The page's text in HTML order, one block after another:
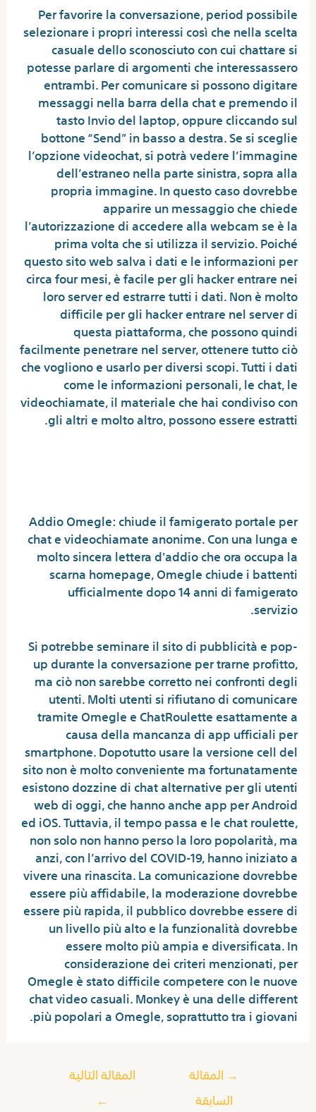
Per favorire la conversazione, period possibile
selezionare i propri interessi così che nella scelta
casuale dello sconosciuto con cui chattare si
potesse parlare di argomenti che interessassero
entrambi. Per comunicare si possono digitare
messaggi nella barra della chat e premendo il
tasto Invio del laptop, oppure cliccando sul
bottone “Send” in basso a destra. Se si sceglie
l’opzione videochat, si potrà vedere l’immagine
dell’estraneo nella parte sinistra, sopra alla
propria immagine. In questo caso dovrebbe
apparire un messaggio che chiede
l’autorizzazione di accedere alla webcam se è la
prima volta che si utilizza il servizio. Poiché
questo sito web salva i dati e le informazioni per
circa four mesi, è facile per gli hacker entrare nei
loro server ed estrarre tutti i dati. Non è molto
difficile per gli hacker entrare nel server di
questa piattaforma, che possono quindi
facilmente penetrare nel server, ottenere tutto ciò
che vogliono e usarlo per diversi scopi. Tutti i dati
come le informazioni personali, le chat, le
videochiamate, il materiale che hai condiviso con
gli altri e molto altro, possono essere estratti.
Addio Omegle: chiude il famigerato portale per
chat e videochiamate anonime. Con una lunga e
molto sincera lettera d'addio che ora occupa la
scarna homepage, Omegle chiude i battenti
ufficialmente dopo 14 anni di famigerato
servizio.
Si potrebbe seminare il sito di pubblicità e pop-
up durante la conversazione per trarne profitto,
ma ciò non sarebbe corretto nei confronti degli
utenti. Molti utenti si rifiutano di comunicare
tramite Omegle e ChatRoulette esattamente a
causa della mancanza di app ufficiali per
smartphone. Dopotutto usare la versione cell del
sito non è molto conveniente ma fortunatamente
esistono dozzine di chat alternative per gli utenti
web di oggi, che hanno anche app per Android
ed iOS. Tuttavia, il tempo passa e le chat roulette,
non solo non hanno perso la loro popolarità, ma
anzi, con l’arrivo del COVID-19, hanno iniziato a
vivere una rinascita. La comunicazione dovrebbe
essere più affidabile, la moderazione dovrebbe
essere più rapida, il pubblico dovrebbe essere di
un livello più alto e la funzionalità dovrebbe
essere molto più ampia e diversificata. In
considerazione dei criteri menzionati, per
Omegle è stato difficile competere con le nuove
chat video casuali. Monkey è una delle different
più popolari a Omegle, soprattutto tra i giovani.
→ المقالة
السابقة
المقالة التالية
←